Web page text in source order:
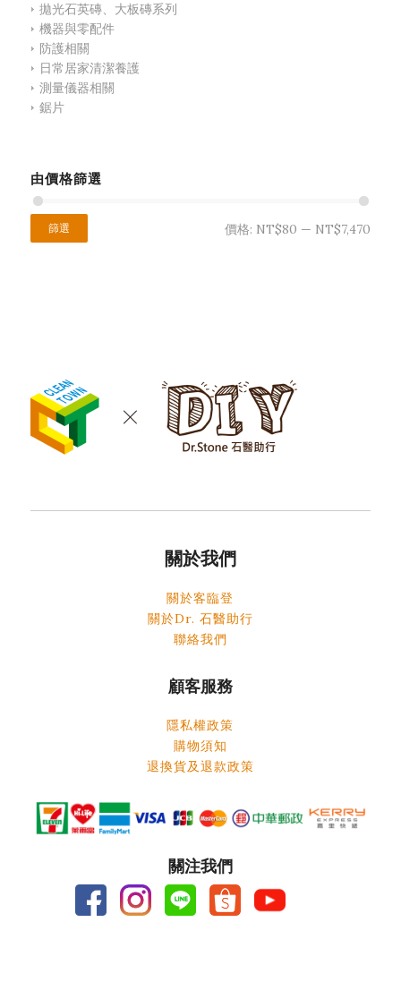
拋光石英磚、大板磚系列
機器與零配件
防護相關
日常居家清潔養護
測量儀器相關
鋸片
由價格篩選
篩選 價格: NT$80 — NT$7,470
關於我們
關於客臨登
關於Dr. 石醫助行
聯絡我們
顧客服務
隱私權政策
購物須知
退換貨及退款政策
關注我們